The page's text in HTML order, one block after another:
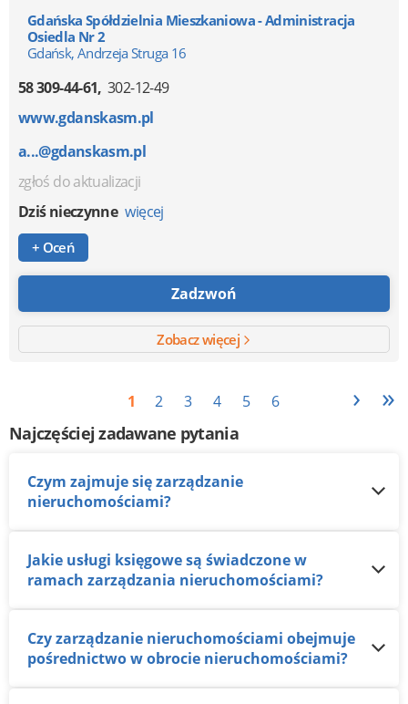
Gdańska Spółdzielnia Mieszkaniowa - Administracja
Osiedla Nr 2
Gdańsk, Andrzeja Struga 16
58 309-44-61 302-12-49
www.gdanskasm.pl
a...@gdanskasm.pl
zgłoś do aktualizacji
Dziś nieczynne więcej
+ Oceń
Zadzwoń
Zobacz więcej
1 2 3 4 5 6 › »
Najczęściej zadawane pytania
Czym zajmuje się zarządzanie
nieruchomościami?
Jakie usługi księgowe są świadczone w
ramach zarządzania nieruchomościami?
Czy zarządzanie nieruchomościami obejmuje
pośrednictwo w obrocie nieruchomościami?